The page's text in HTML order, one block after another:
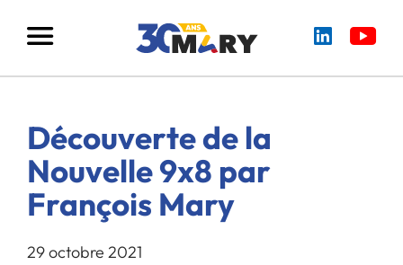
Découverte de la
Nouvelle 9x8 par
François Mary
29 octobre 2021